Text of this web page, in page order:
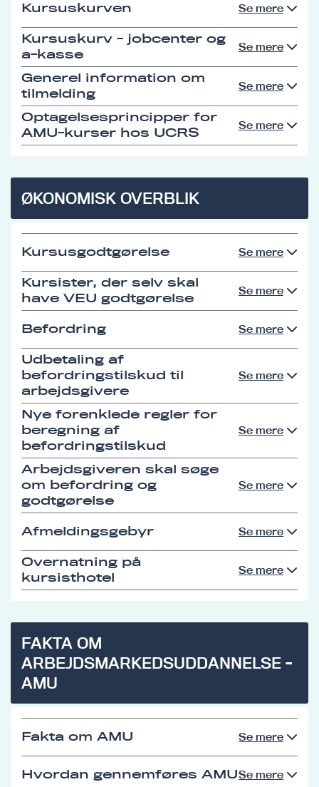
Kursuskurven Se mere
Kursuskurv - jobcenter og
a-kasse
Se mere
Generel information om
tilmelding
Se mere
Optagelsesprincipper for
AMU-kurser hos UCRS
Se mere
ØKONOMISK OVERBLIK
Kursusgodtgørelse Se mere
Kursister, der selv skal
have VEU godtgørelse
Se mere
Befordring Se mere
Udbetaling af
befordringstilskud til
arbejdsgivere
Se mere
Nye forenklede regler for
beregning af
befordringstilskud
Se mere
Arbejdsgiveren skal søge
om befordring og
godtgørelse
Se mere
Afmeldingsgebyr Se mere
Overnatning på
kursisthotel
Se mere
FAKTA OM
ARBEJDSMARKEDSUDDANNELSE -
AMU
Fakta om AMU Se mere
Hvordan gennemføres AMUSe mere